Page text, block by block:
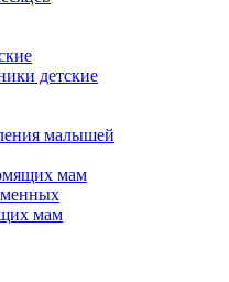
детские
малышей
мам
мам